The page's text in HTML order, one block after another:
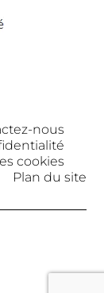
nous
cookies
Plan du site